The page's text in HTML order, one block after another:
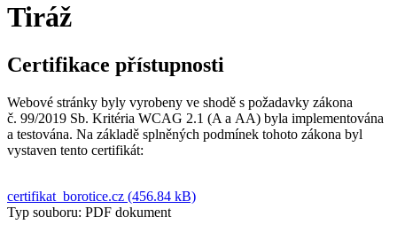
Tiráž
Certifikace přístupnosti
Webové stránky byly vyrobeny ve shodě s požadavky zákona
č. 99/2019 Sb. Kritéria WCAG 2.1 (A a AA) byla implementována
a testována. Na základě splněných podmínek tohoto zákona byl
vystaven tento certifikát:
certifikat_borotice.cz (456.84 kB)
Typ souboru: PDF dokument